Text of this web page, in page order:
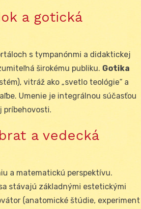
a gotická
s tympanónmi a didaktickej
širokému publiku. Gotika
vitráž ako „svetlo teológie“ a
Umenie je integrálnou súčasťou
príbehovosti.
a vedecká
a matematickú perspektívu.
stávajú základnými estetickými
(anatomické štúdie, experiment